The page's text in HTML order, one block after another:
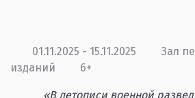
01.11.2025 - 15.11.2025
Зал
изданий
6+
«В летописи военной